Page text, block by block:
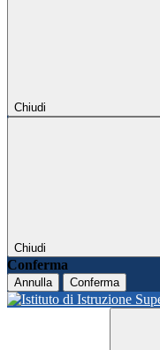
Chiudi
Chiudi
Conferma
Annulla Conferma